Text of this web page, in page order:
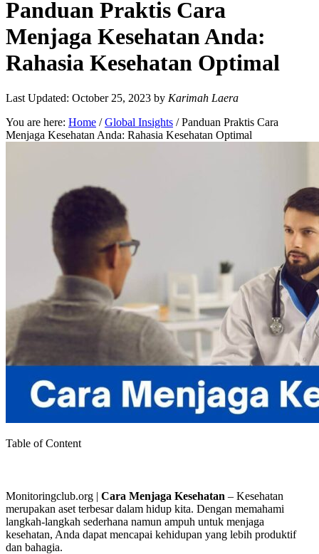
Panduan Praktis Cara
Menjaga Kesehatan Anda:
Rahasia Kesehatan Optimal
Last Updated: October 25, 2023 by Karimah Laera
You are here: Home / Global Insights /Panduan Praktis Cara
Menjaga Kesehatan Anda: Rahasia Kesehatan Optimal
Table of Content
Monitoringclub.org | Cara Menjaga Kesehatan – Kesehatan
merupakan aset terbesar dalam hidup kita. Dengan memahami
langkah-langkah sederhana namun ampuh untuk menjaga
kesehatan, Anda dapat mencapai kehidupan yang lebih produktif
dan bahagia.